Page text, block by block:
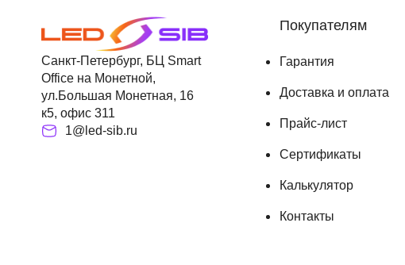
Санкт-Петербург, БЦ Smart
Office на Монетной,
ул.Большая Монетная, 16
к5, офис 311
1@led-sib.ru
Покупателям
Гарантия
Доставка и оплата
Прайс-лист
Сертификаты
Калькулятор
Контакты